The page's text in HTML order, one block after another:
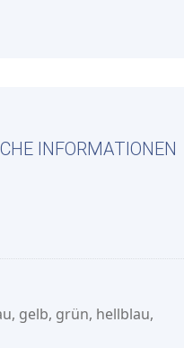
INFORMATIONEN
gelb, grün, hellblau,